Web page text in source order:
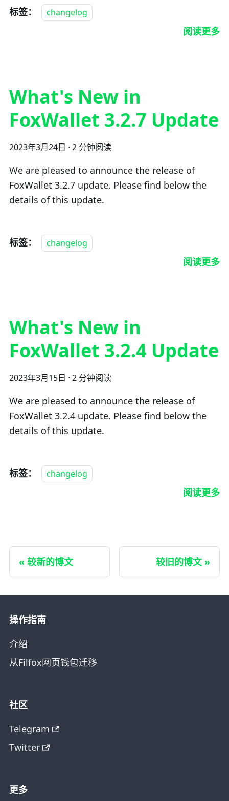
标签： changelog
阅读更多
What's New in
FoxWallet 3.2.7 Update
2023年3月24日 · 2 分钟阅读
We are pleased to announce the release of
FoxWallet 3.2.7 update. Please find below the
details of this update.
标签： changelog
阅读更多
What's New in
FoxWallet 3.2.4 Update
2023年3月15日 · 2 分钟阅读
We are pleased to announce the release of
FoxWallet 3.2.4 update. Please find below the
details of this update.
标签： changelog
阅读更多
较新的博文 较旧的博文
操作指南
介绍
从Filfox网页钱包迁移
社区
Telegram
Twitter
更多